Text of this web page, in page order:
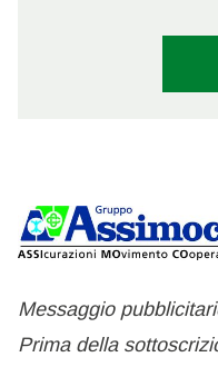
Messaggio
Prima della